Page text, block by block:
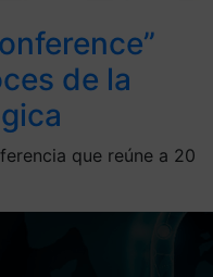
de la
que reúne a 20